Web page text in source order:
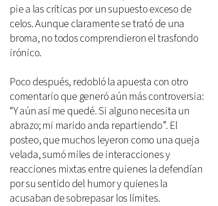
pie a las críticas por un supuesto exceso de
celos. Aunque claramente se trató de una
broma, no todos comprendieron el trasfondo
irónico.
Poco después, redobló la apuesta con otro
comentario que generó aún más controversia:
“Y aún así me quedé. Si alguno necesita un
abrazo; mi marido anda repartiendo”. El
posteo, que muchos leyeron como una queja
velada, sumó miles de interacciones y
reacciones mixtas entre quienes la defendían
por su sentido del humor y quienes la
acusaban de sobrepasar los límites.